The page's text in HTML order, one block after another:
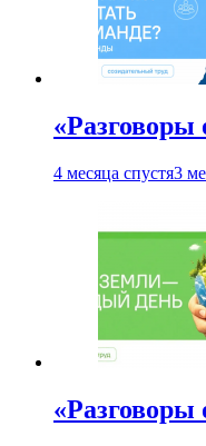
4 месяца спустя3